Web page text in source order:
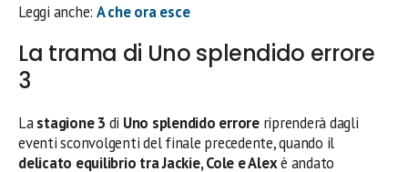
Leggi anche: A che ora esce
La trama di Uno splendido errore
3
Lastagione 3 di Uno splendido erroreriprenderà dagli
eventi sconvolgenti del finale precedente, quando il
delicato equilibrio tra Jackie, Cole e Alexè andato